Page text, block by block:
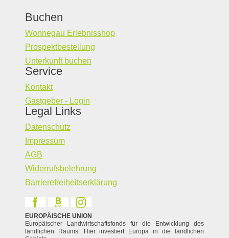
Buchen
Wonnegau Erlebnisshop
Prospektbestellung
Unterkunft buchen
Service
Kontakt
Gastgeber - Login
Legal Links
Datenschutz
Impressum
AGB
Widerrufsbelehrung
Barrierefreiheitserklärung
EUROPÄISCHE UNION
Europäischer Landwirtschaftsfonds für die Entwicklung des
ländlichen Raums: Hier investiert Europa in die ländlichen